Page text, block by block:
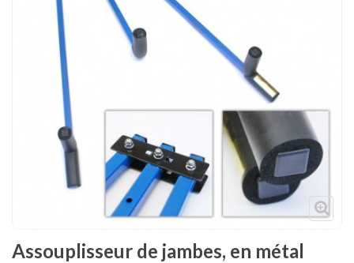
Cible de frappe
Condition physique
Accessoires
Tatamis
Décoration
Voir plus
Assouplisseur de jambes, en métal